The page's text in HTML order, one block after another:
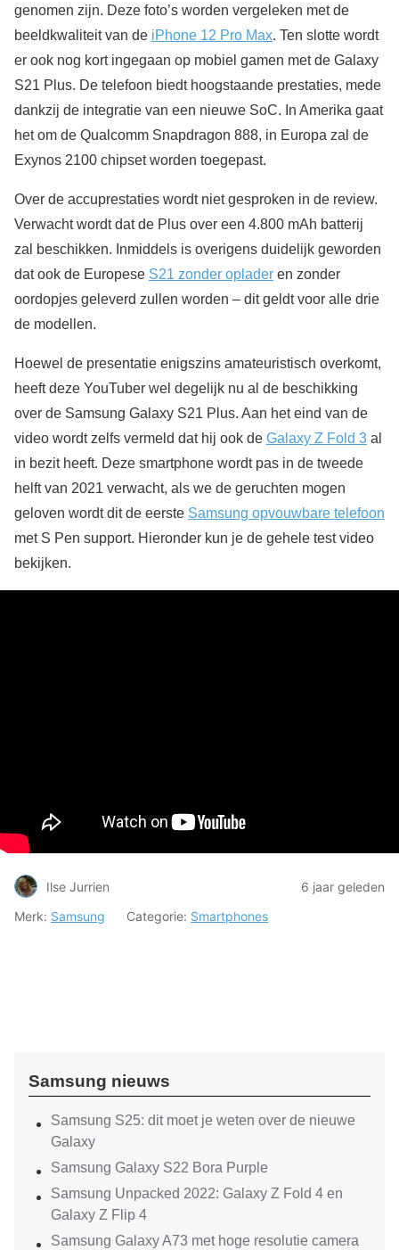
genomen zijn. Deze foto’s worden vergeleken met de
beeldkwaliteit van de iPhone 12 Pro Max. Ten slotte wordt
er ook nog kort ingegaan op mobiel gamen met de Galaxy
S21 Plus. De telefoon biedt hoogstaande prestaties, mede
dankzij de integratie van een nieuwe SoC. In Amerika gaat
het om de Qualcomm Snapdragon 888, in Europa zal de
Exynos 2100 chipset worden toegepast.
Over de accuprestaties wordt niet gesproken in de review.
Verwacht wordt dat de Plus over een 4.800 mAh batterij
zal beschikken. Inmiddels is overigens duidelijk geworden
dat ook de Europese S21 zonder oplader en zonder
oordopjes geleverd zullen worden – dit geldt voor alle drie
de modellen.
Hoewel de presentatie enigszins amateuristisch overkomt,
heeft deze YouTuber wel degelijk nu al de beschikking
over de Samsung Galaxy S21 Plus. Aan het eind van de
video wordt zelfs vermeld dat hij ook de Galaxy Z Fold 3 al
in bezit heeft. Deze smartphone wordt pas in de tweede
helft van 2021 verwacht, als we de geruchten mogen
geloven wordt dit de eerste Samsung opvouwbare telefoon
met S Pen support. Hieronder kun je de gehele test video
bekijken.
Ilse Jurrien
6 jaar geleden
Merk: Samsung Categorie: Smartphones
Samsung nieuws
Samsung S25: dit moet je weten over de nieuwe
Galaxy
Samsung Galaxy S22 Bora Purple
Samsung Unpacked 2022: Galaxy Z Fold 4 en
Galaxy Z Flip 4
Samsung Galaxy A73 met hoge resolutie camera